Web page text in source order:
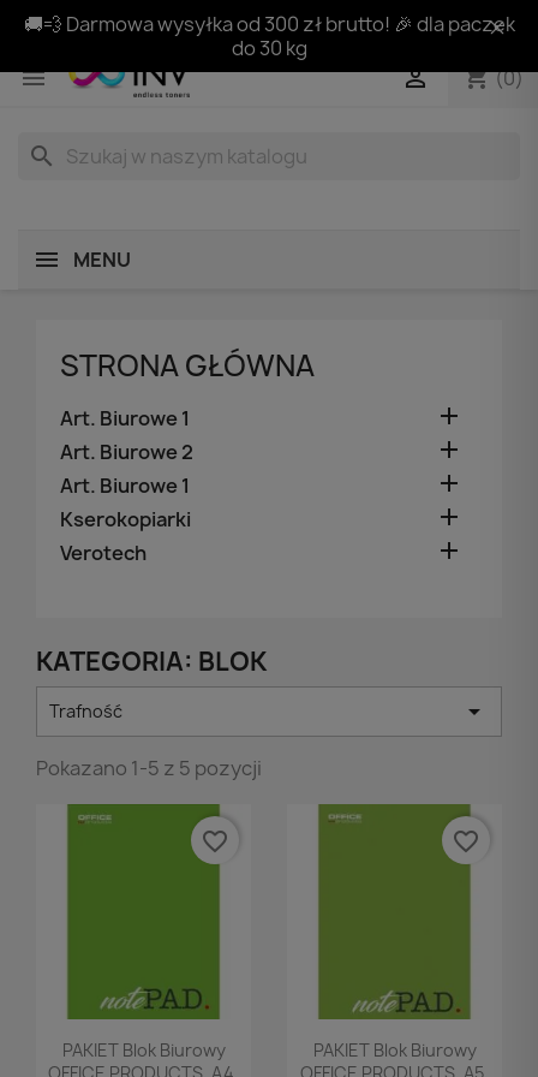
🚚💨 Darmowa wysyłka od 300 zł brutto! 🎉 dla paczek
do 30 kg
 shopping_cart(0)

search
MENU
STRONA GŁÓWNA
Art. Biurowe 1 
Art. Biurowe 2 
Art. Biurowe 1 
Kserokopiarki 
Verotech 
KATEGORIA: BLOK
Trafność 
Pokazano 1-5 z 5 pozycji
Podgląd
PAKIET Blok Biurowy
favorite_border
Podgląd
PAKIET Blok Biurowy
favorite_border